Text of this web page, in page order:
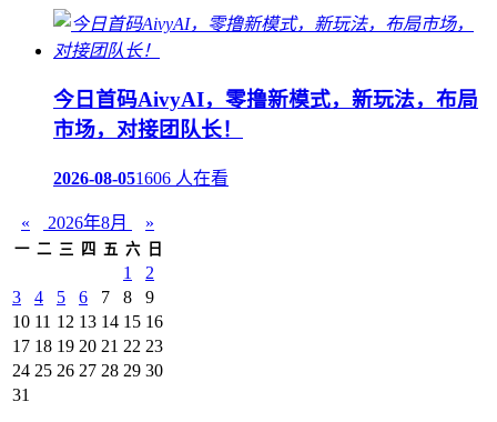
今日首码AivyAI，零撸新模式，新玩法，布局
市场，对接团队长！
2026-08-051606 人在看
« 2026年8月 »
一 二 三 四 五 六 日
1
2
3
4 5 6 7 8
9
10 11 12 13 14 15 16
17 18 19 20 21 22 23
24 25 26 27 28 29 30
31